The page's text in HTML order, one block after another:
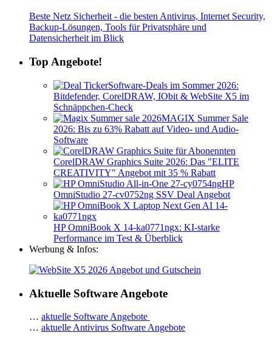
Beste Netz Sicherheit - die besten Antivirus, Internet Security,
Backup-Lösungen, Tools für Privatsphäre und
Datensicherheit im Blick
Top Angebote!
Software-Deals im Sommer 2026:
Bitdefender, CorelDRAW, IObit & WebSite X5 im
Schnäppchen-Check
MAGIX Summer Sale
2026: Bis zu 63% Rabatt auf Video- und Audio-
Software
CorelDRAW Graphics Suite 2026: Das "ELITE
CREATIVITY" Angebot mit 35 % Rabatt
HP
OmniStudio 27-cv0752ng SSV Deal Angebot
HP OmniBook X 14-ka0771ngx: KI-starke
Performance im Test & Überblick
Werbung & Infos:
Aktuelle Software Angebote
… aktuelle Software Angebote
… aktuelle Antivirus Software Angebote